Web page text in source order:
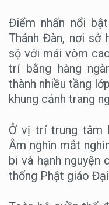
Điểm nhấn nổi
Thánh Đàn, nơi sở
sộ với mái vòm
trí bằng hàng
thành nhiều tầng
khung cảnh trang
Ở vị trí trung tâm
Âm nghìn mắt
bi và hạnh nguyện
thống Phật giáo